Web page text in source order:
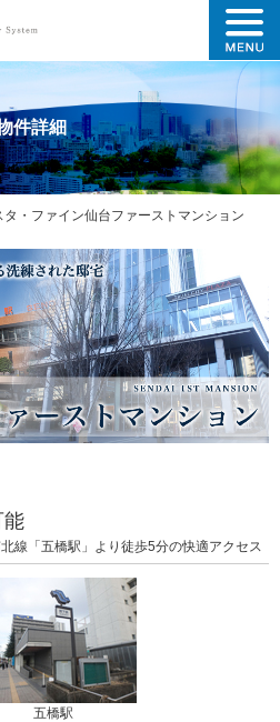
件詳細
タ・ファイン仙台ファーストマンション
能
線「五橋駅」より徒歩5分の快適アクセス
五橋駅